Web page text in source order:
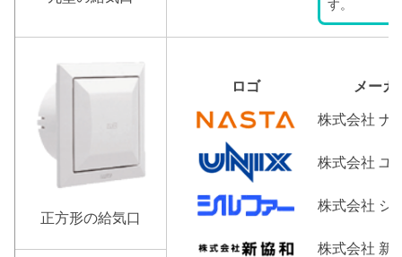
す。
正方形の給気口
ロゴ メーカ
株式会社 ナ
株式会社 ユ
株式会社 シ
株式会社 新